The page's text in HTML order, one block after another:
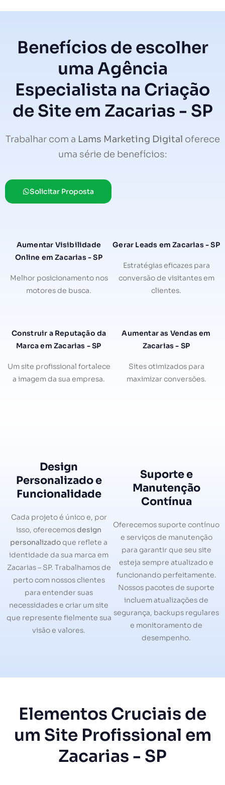
Benefícios de escolher
uma Agência
Especialista na Criação
de Site em Zacarias - SP
Trabalhar com a Lams Marketing Digital oferece
uma série de benefícios:
Solicitar Proposta
Aumentar Visibilidade
Online em Zacarias - SP
Melhor posicionamento nos
motores de busca.
Gerar Leads em Zacarias - SP
Estratégias eficazes para
conversão de visitantes em
clientes.
Construir a Reputação da
Marca em Zacarias - SP
Um site profissional fortalece
a imagem da sua empresa.
Aumentar as Vendas em
Zacarias - SP
Sites otimizados para
maximizar conversões.
Design
Personalizado e
Funcionalidade
Cada projeto é único e, por
isso, oferecemosdesign
personalizadoque reflete a
identidade da sua marca em
Zacarias – SP. Trabalhamos de
perto com nossos clientes
para entender suas
necessidades e criar um site
que represente fielmente sua
visão e valores.
Suporte e
Manutenção
Contínua
Oferecemos suporte contínuo
e serviços de manutenção
para garantir que seu site
esteja sempre atualizado e
funcionando perfeitamente.
Nossos pacotes de suporte
incluem atualizações de
segurança, backups regulares
e monitoramento de
desempenho.
Elementos Cruciais de
um Site Profissional em
Zacarias - SP